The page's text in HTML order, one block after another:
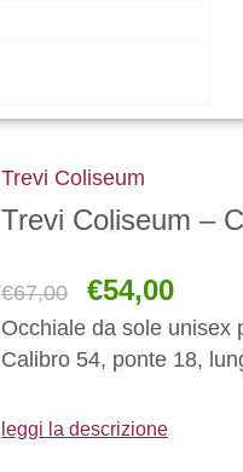
Trevi Coliseum
Trevi Coliseum –
€67,00
prezzo
originale
era:
€54,00prezzo
attuale
è:
Occhiale da sole unisex
Calibro 54, ponte 18,
leggi la descrizione